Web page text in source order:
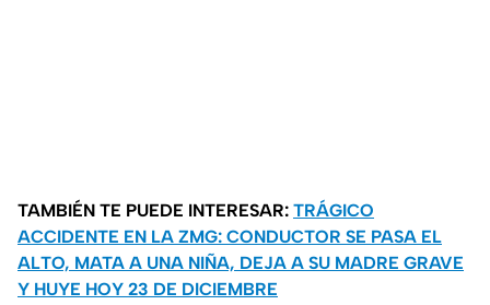
TAMBIÉN TE PUEDE INTERESAR: TRÁGICO
ACCIDENTE EN LA ZMG: CONDUCTOR SE PASA EL
ALTO, MATA A UNA NIÑA, DEJA A SU MADRE GRAVE
Y HUYE HOY 23 DE DICIEMBRE